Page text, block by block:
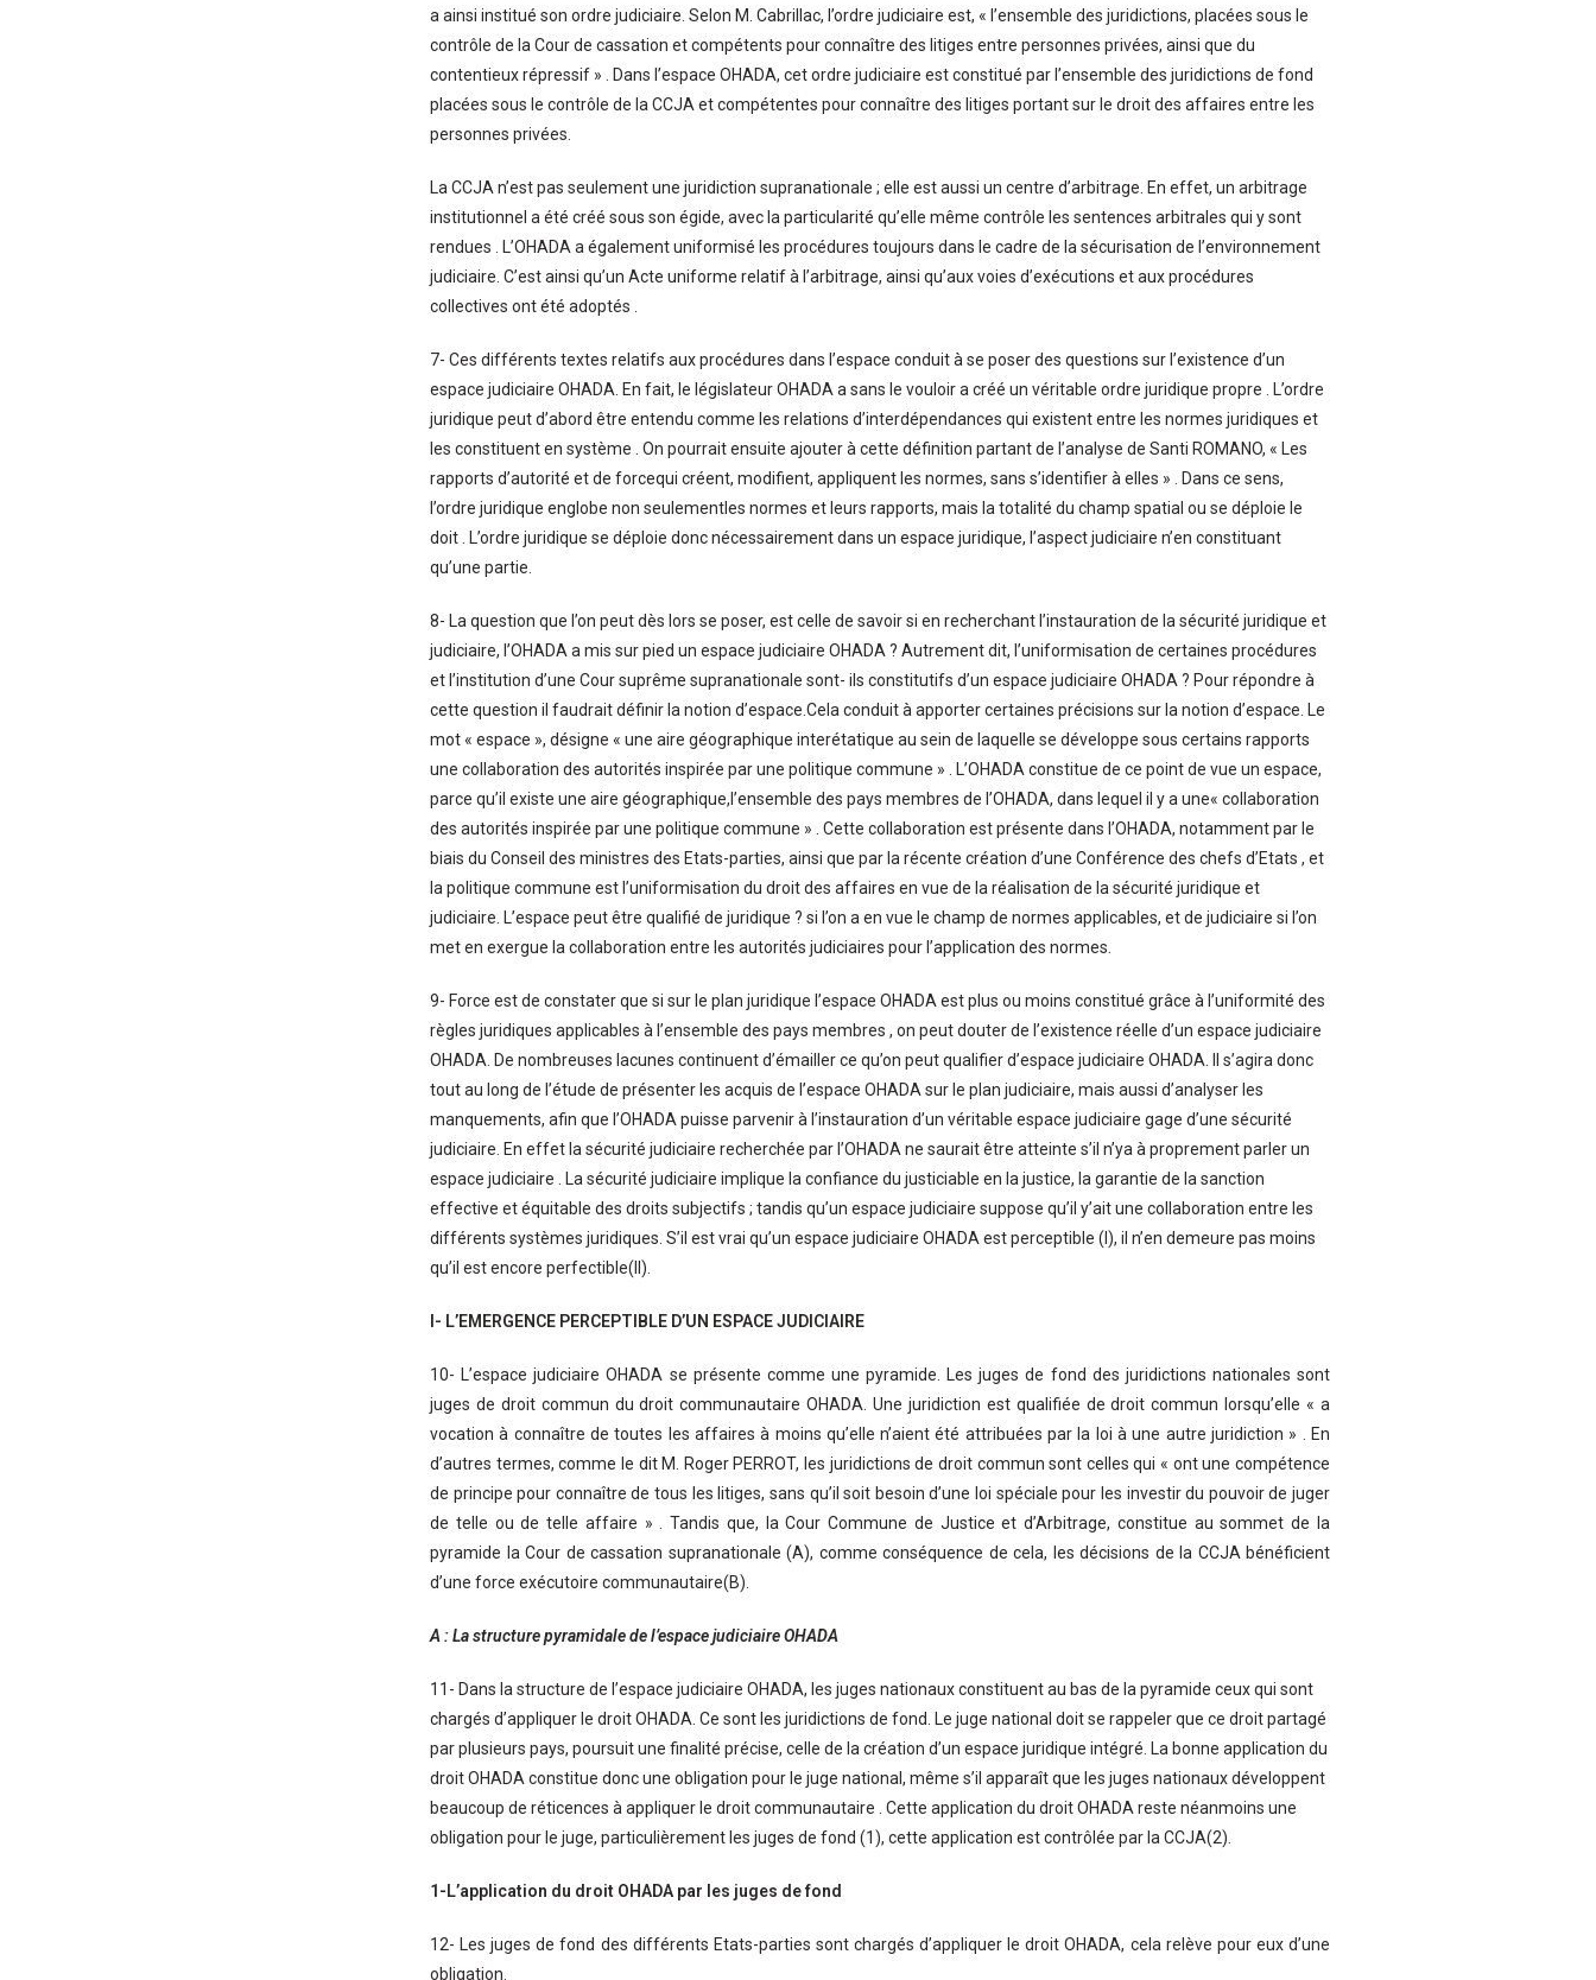
a ainsi institué son ordre judiciaire. Selon M. Cabrillac, l’ordre judiciaire est, « l’ensemble des juridictions, placées sous le
contrôle de la Cour de cassation et compétents pour connaître des litiges entre personnes privées, ainsi que du
contentieux répressif » . Dans l’espace OHADA, cet ordre judiciaire est constitué par l’ensemble des juridictions de fond
placées sous le contrôle de la CCJA et compétentes pour connaître des litiges portant sur le droit des affaires entre les
personnes privées.
La CCJA n’est pas seulement une juridiction supranationale ; elle est aussi un centre d’arbitrage. En effet, un arbitrage
institutionnel a été créé sous son égide, avec la particularité qu’elle même contrôle les sentences arbitrales qui y sont
rendues . L’OHADA a également uniformisé les procédures toujours dans le cadre de la sécurisation de l’environnement
judiciaire. C’est ainsi qu’un Acte uniforme relatif à l’arbitrage, ainsi qu’aux voies d’exécutions et aux procédures
collectives ont été adoptés .
7- Ces différents textes relatifs aux procédures dans l’espace conduit à se poser des questions sur l’existence d’un
espace judiciaire OHADA. En fait, le législateur OHADA a sans le vouloir a créé un véritable ordre juridique propre . L’ordre
juridique peut d’abord être entendu comme les relations d’interdépendances qui existent entre les normes juridiques et
les constituent en système . On pourrait ensuite ajouter à cette définition partant de l’analyse de Santi ROMANO, « Les
rapports d’autorité et de forcequi créent, modifient, appliquent les normes, sans s’identifier à elles » . Dans ce sens,
l’ordre juridique englobe non seulementles normes et leurs rapports, mais la totalité du champ spatial ou se déploie le
doit . L’ordre juridique se déploie donc nécessairement dans un espace juridique, l’aspect judiciaire n’en constituant
qu’une partie.
8- La question que l’on peut dès lors se poser, est celle de savoir si en recherchant l’instauration de la sécurité juridique et
judiciaire, l’OHADA a mis sur pied un espace judiciaire OHADA ? Autrement dit, l’uniformisation de certaines procédures
et l’institution d’une Cour suprême supranationale sont- ils constitutifs d’un espace judiciaire OHADA ? Pour répondre à
cette question il faudrait définir la notion d’espace.Cela conduit à apporter certaines précisions sur la notion d’espace. Le
mot « espace », désigne « une aire géographique interétatique au sein de laquelle se développe sous certains rapports
une collaboration des autorités inspirée par une politique commune » . L’OHADA constitue de ce point de vue un espace,
parce qu’il existe une aire géographique,l’ensemble des pays membres de l’OHADA, dans lequel il y a une« collaboration
des autorités inspirée par une politique commune » . Cette collaboration est présente dans l’OHADA, notamment par le
biais du Conseil des ministres des Etats-parties, ainsi que par la récente création d’une Conférence des chefs d’Etats , et
la politique commune est l’uniformisation du droit des affaires en vue de la réalisation de la sécurité juridique et
judiciaire. L’espace peut être qualifié de juridique ? si l’on a en vue le champ de normes applicables, et de judiciaire si l’on
met en exergue la collaboration entre les autorités judiciaires pour l’application des normes.
9- Force est de constater que si sur le plan juridique l’espace OHADA est plus ou moins constitué grâce à l’uniformité des
règles juridiques applicables à l’ensemble des pays membres , on peut douter de l’existence réelle d’un espace judiciaire
OHADA. De nombreuses lacunes continuent d’émailler ce qu’on peut qualifier d’espace judiciaire OHADA. Il s’agira donc
tout au long de l’étude de présenter les acquis de l’espace OHADA sur le plan judiciaire, mais aussi d’analyser les
manquements, afin que l’OHADA puisse parvenir à l’instauration d’un véritable espace judiciaire gage d’une sécurité
judiciaire. En effet la sécurité judiciaire recherchée par l’OHADA ne saurait être atteinte s’il n’ya à proprement parler un
espace judiciaire . La sécurité judiciaire implique la confiance du justiciable en la justice, la garantie de la sanction
effective et équitable des droits subjectifs ; tandis qu’un espace judiciaire suppose qu’il y’ait une collaboration entre les
différents systèmes juridiques. S’il est vrai qu’un espace judiciaire OHADA est perceptible (I), il n’en demeure pas moins
qu’il est encore perfectible(II).
I- L’EMERGENCE PERCEPTIBLE D’UN ESPACE JUDICIAIRE
10- L’espace judiciaire OHADA se présente comme une pyramide. Les juges de fond des juridictions nationales sont
juges de droit commun du droit communautaire OHADA. Une juridiction est qualifiée de droit commun lorsqu’elle « a
vocation à connaître de toutes les affaires à moins qu’elle n’aient été attribuées par la loi à une autre juridiction » . En
d’autres termes, comme le dit M. Roger PERROT, les juridictions de droit commun sont celles qui « ont une compétence
de principe pour connaître de tous les litiges, sans qu’il soit besoin d’une loi spéciale pour les investir du pouvoir de juger
de telle ou de telle affaire » . Tandis que, la Cour Commune de Justice et d’Arbitrage, constitue au sommet de la
pyramide la Cour de cassation supranationale (A), comme conséquence de cela, les décisions de la CCJA bénéficient
d’une force exécutoire communautaire(B).
A : La structure pyramidale de l’espace judiciaire OHADA
11- Dans la structure de l’espace judiciaire OHADA, les juges nationaux constituent au bas de la pyramide ceux qui sont
chargés d’appliquer le droit OHADA. Ce sont les juridictions de fond. Le juge national doit se rappeler que ce droit partagé
par plusieurs pays, poursuit une finalité précise, celle de la création d’un espace juridique intégré. La bonne application du
droit OHADA constitue donc une obligation pour le juge national, même s’il apparaît que les juges nationaux développent
beaucoup de réticences à appliquer le droit communautaire . Cette application du droit OHADA reste néanmoins une
obligation pour le juge, particulièrement les juges de fond (1), cette application est contrôlée par la CCJA(2).
1-L’application du droit OHADA par les juges de fond
12- Les juges de fond des différents Etats-parties sont chargés d’appliquer le droit OHADA, cela relève pour eux d’une
obligation.